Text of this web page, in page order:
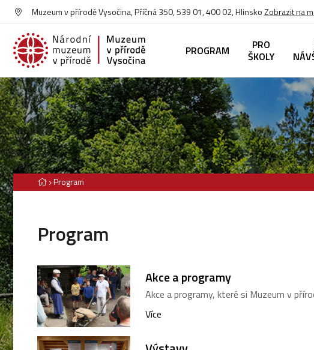
Muzeum v přírodě Vysočina, Příčná 350, 539 01, 400 02, HlinskoZobrazit na
PROGRAM
PRO
ŠKOLY
Program
Program
Akce a programy
Akce a programy, které si Muzeum v
Více